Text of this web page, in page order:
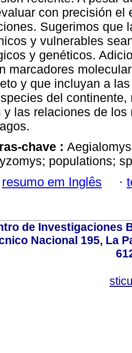
con precisión el
Sugerimos que
y vulnerables
y genéticos.
marcadores
y que incluyan a
del
y las relaciones de
chave :
populations;
resumo em Inglês ·
de Investigaciones
Nacional 195, La